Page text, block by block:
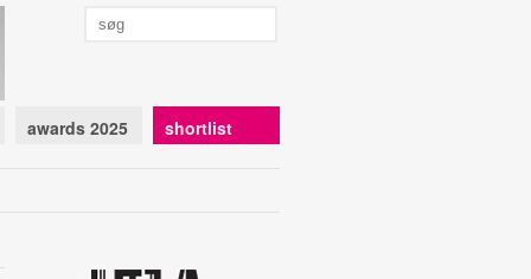
awards 2025 shortlist